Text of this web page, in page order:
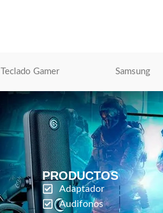
Teclado Gamer Samsung
PRODUCTOS
Adaptador
Audifonos